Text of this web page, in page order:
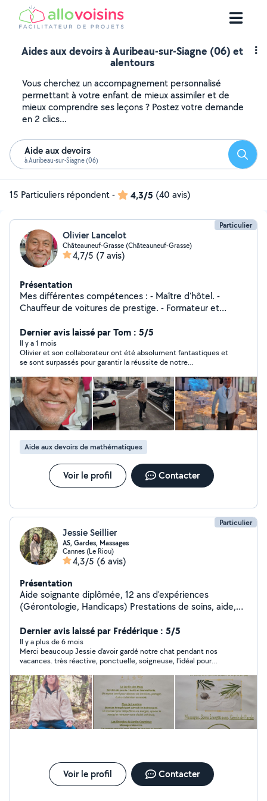
Aides aux devoirs à Auribeau-sur-Siagne (06) et
alentours
Vous cherchez un accompagnement personnalisé
permettant à votre enfant de mieux assimiler et de
mieux comprendre ses leçons ? Postez votre demande
en 2 clics...
Aide aux devoirs
à Auribeau-sur-Siagne (06)
15 Particuliers répondent- 4,3/5 (40 avis)
Particulier
Olivier Lancelot
Châteauneuf-Grasse (Châteauneuf-Grasse)
4,7/5 (7 avis)
Présentation
Mes différentes compétences : - Maître d'hôtel. -
Chauffeur de voitures de prestige. - Formateur et
Dernier avis laissé par Tom : 5/5
Il y a 1 mois
Olivier et son collaborateur ont été absolument fantastiques et
se sont surpassés pour garantir la réussite de notre
monde et je n'ai jamais bénéficié d'un soutien aussi attentif ni
profité d'un tel discernement. Je ferai sans aucun doute de
nouveau appel à Olivier pour tous mes futurs événements. Son
souci du détail et son amabilité sont inégalés.
Aide aux devoirs de mathématiques
Voir le profil Contacter
Particulier
Jessie Seillier
AS, Gardes, Massages
Cannes (Le Riou)
4,3/5 (6 avis)
Présentation
Aide soignante diplômée, 12 ans d'expériences
(Gérontologie, Handicaps) Prestations de soins, aide,
également : Massages, LaHoChi et Cercles de parole
créatifs. Ménage pour particuliers et airbnb. Adorant les
animaux je propose également du pet sitting, n'hésitez
pas à me contacter.
Dernier avis laissé par Frédérique : 5/5
Il y a plus de 6 mois
Merci beaucoup Jessie d'avoir gardé notre chat pendant nos
vacances. très réactive, ponctuelle, soigneuse, l'idéal pour
Voir le profil Contacter